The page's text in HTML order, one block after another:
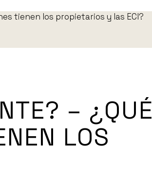
tienen los propietarios y las ECI?
– ¿QUÉ
LOS